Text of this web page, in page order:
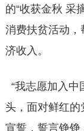
的“收获金秋 采
消费扶贫活动
济收入。
“我志愿加入
头，面对鲜红
宣誓，誓言铮铮